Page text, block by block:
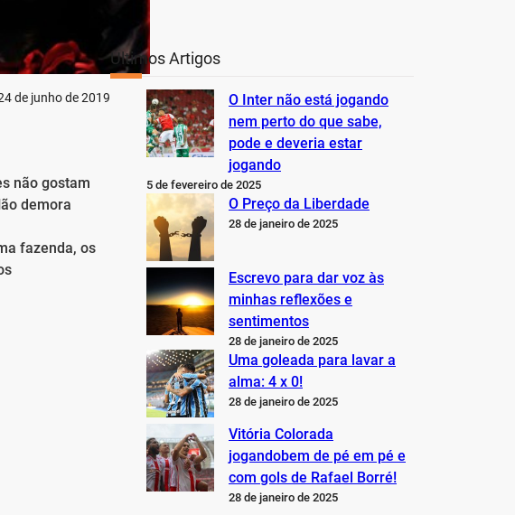
de junho de 2019
não gostam
demora
fazenda, os
Últimos Artigos
O Inter não está jogando
nem perto do que sabe,
pode e deveria estar
jogando
5 de fevereiro de 2025
O Preço da Liberdade
28 de janeiro de 2025
Escrevo para dar voz às
minhas reflexões e
sentimentos
28 de janeiro de 2025
Uma goleada para lavar a
alma: 4 x 0!
28 de janeiro de 2025
Vitória Colorada
jogandobem de pé em pé e
com gols de Rafael Borré!
28 de janeiro de 2025